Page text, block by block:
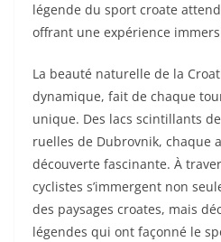
légende du sport croate
offrant une expérience
La beauté naturelle de la
dynamique, fait de chaque
unique. Des lacs scintillants
ruelles de Dubrovnik, chaque
découverte fascinante. À
cyclistes s’immergent non
des paysages croates, mais
légendes qui ont façonné le